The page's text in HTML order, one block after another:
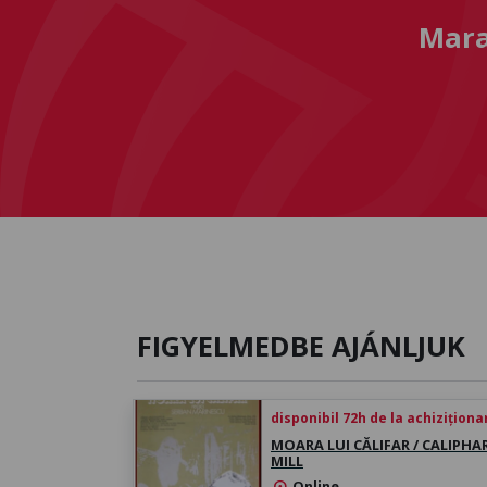
FIGYELMEDBE AJÁNLJUK
disponibil 72h de la
MOARA LUI CĂLIFAR /
MILL